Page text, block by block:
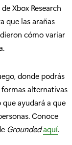
Xbox Research
que las arañas
cómo variar
donde podrás
alternativas
ayudará a que
Conoce
Groundedaquí.